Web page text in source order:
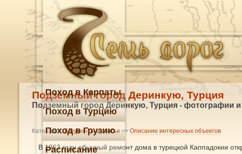
Подземный город Деринкую, Турция
Подземный город Деринкую, Турция - фотографии
Категория:Документы и статьи >> Описание интересных объектов
В 1963 году обычный ремонт дома в турецкой Каппадокии
Поход в Карпаты
Поход в Турцию
Поход в Грузию
Расписание